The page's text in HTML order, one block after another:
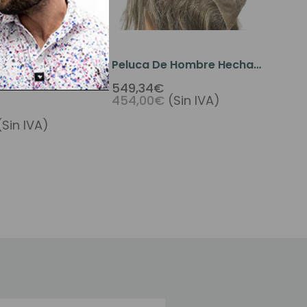
Hecha
De Micro
IVA)
Peluca De Hombre Hecha
A Medida Peluca De Tul
Francés #5B
549,34€
454,00€ (Sin IVA)